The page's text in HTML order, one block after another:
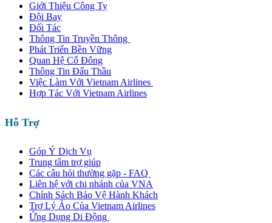
Giới Thiệu Công Ty
Đội Bay
Đối Tác
Thông Tin Truyền Thông
Phát Triển Bền Vững
Quan Hệ Cổ Đông
Thông Tin Đấu Thầu
Việc Làm Với Vietnam Airlines
Hợp Tác Với Vietnam Airlines
Hỗ Trợ
Góp Ý Dịch Vụ
Trung tâm trợ giúp
Các câu hỏi thường gặp - FAQ
Liên hệ với chi nhánh của VNA
Chính Sách Bảo Vệ Hành Khách
Trợ Lý Ảo Của Vietnam Airlines
Ứng Dụng Di Động